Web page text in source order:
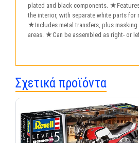
plated and black components.
the interior, with separate white parts for
★Includes metal transfers, plus
areas. ★Can be assembled as right- or
Σχετικά προϊόντα